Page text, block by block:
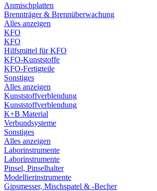
Anmischplatten
Brennträger & Brennüberwachung
Alles anzeigen
KFO
KFO
Hilfsmittel für KFO
KFO-Kunststoffe
KFO-Fertigteile
Sonstiges
Alles anzeigen
Kunststoffverblendung
Kunststoffverblendung
K+B Material
Verbundsysteme
Sonstiges
Alles anzeigen
Laborinstrumente
Laborinstrumente
Pinsel, Pinselhalter
Modellierinstrumente
Gipsmesser, Mischspatel & -Becher